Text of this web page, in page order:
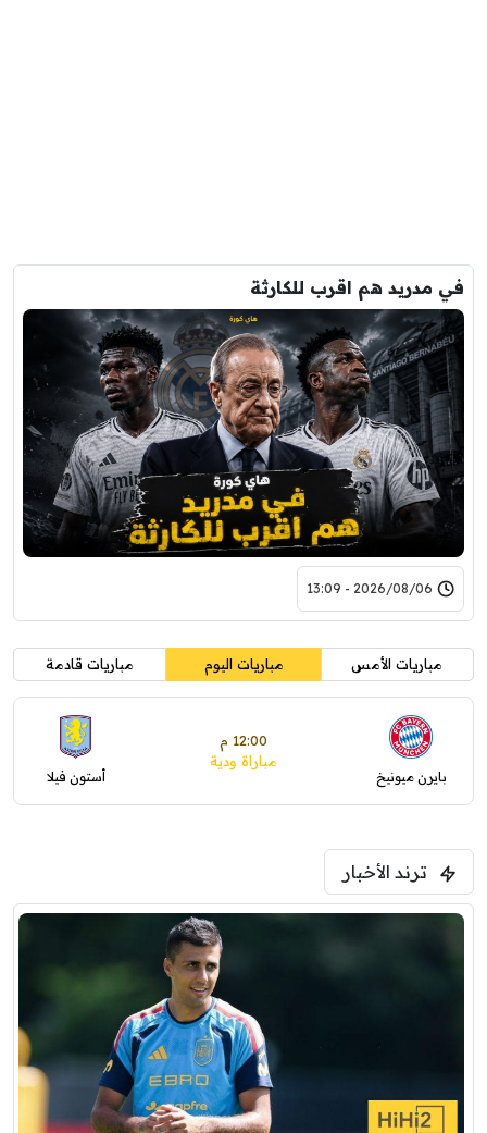
في مدريد هم اقرب للكارثة
2026/08/06 - 13:09
مباريات الأمس مباريات اليوم مباريات قادمة
بايرن ميونيخ
12:00 م
مباراة ودية
أستون فيلا
ترند الأخبار